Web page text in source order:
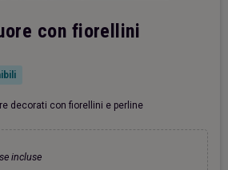
con fiorellini
decorati con fiorellini e perline
incluse